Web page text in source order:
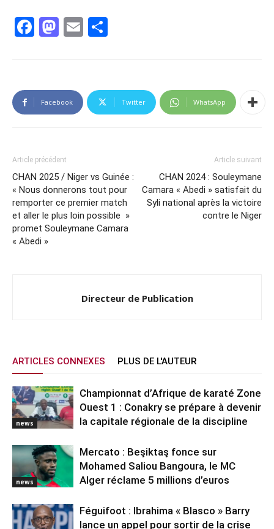
Facebook
Mastodon
Email
Facebook Twitter WhatsApp
Article précédent
CHAN 2025 / Niger vs Guinée :
« Nous donnerons tout pour
remporter ce premier match
et aller le plus loin possible »
promet Souleymane Camara
« Abedi »
Article suivant
CHAN 2024 : Souleymane
Camara « Abedi » satisfait du
Syli national après la victoire
contre le Niger
Directeur de Publication
ARTICLES CONNEXES PLUS DE L'AUTEUR
news
Championnat d’Afrique de karaté Zone
Ouest 1 : Conakry se prépare à devenir
la capitale régionale de la discipline
news
Mercato : Beşiktaş fonce sur
Mohamed Saliou Bangoura, le MC
Alger réclame 5 millions d’euros
Féguifoot : Ibrahima « Blasco » Barry
lance un appel pour sortir de la crise